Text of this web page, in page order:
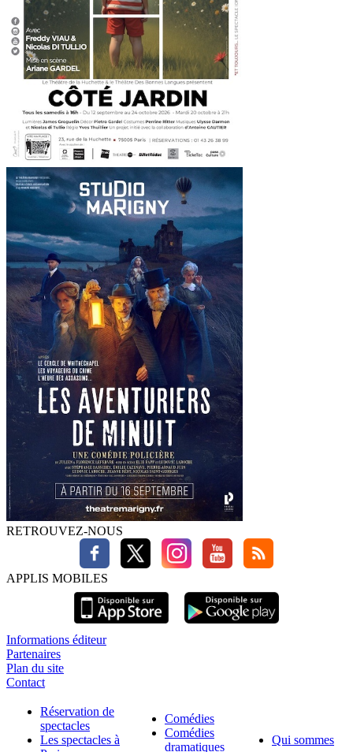
RETROUVEZ-NOUS
APPLIS MOBILES
Informations éditeur
Partenaires
Plan du site
Contact
Réservation de
spectacles
Les spectacles à
Comédies
Comédies
dramatiques
Qui sommes